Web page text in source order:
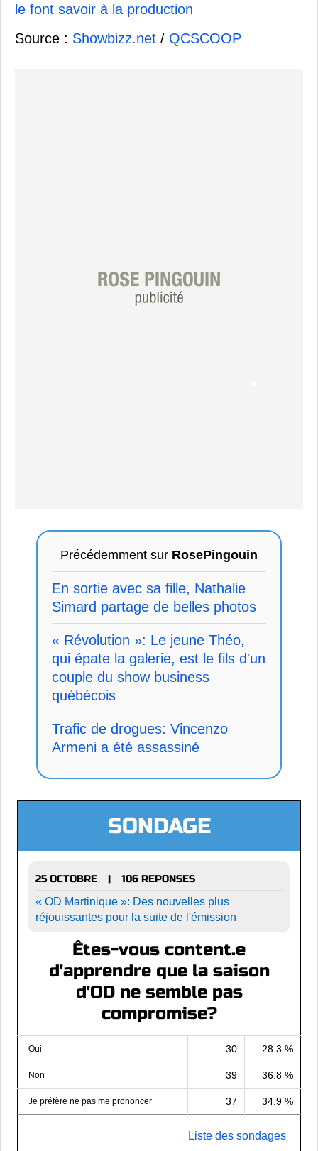
le font savoir à la production
Source : Showbizz.net / QCSCOOP
Précédemment sur RosePingouin
En sortie avec sa fille, Nathalie
Simard partage de belles photos
« Révolution »: Le jeune Théo,
qui épate la galerie, est le fils d'un
couple du show business
québécois
Trafic de drogues: Vincenzo
Armeni a été assassiné
SONDAGE
25 OCTOBRE |
106 REPONSES
« OD Martinique »: Des nouvelles plus
réjouissantes pour la suite de l'émission
Êtes-vous content.e
d'apprendre que la saison
d'OD ne semble pas
compromise?
Oui 30 28.3 %
Non 39 36.8 %
Je préfère ne pas me prononcer 37 34.9 %
Liste des sondages